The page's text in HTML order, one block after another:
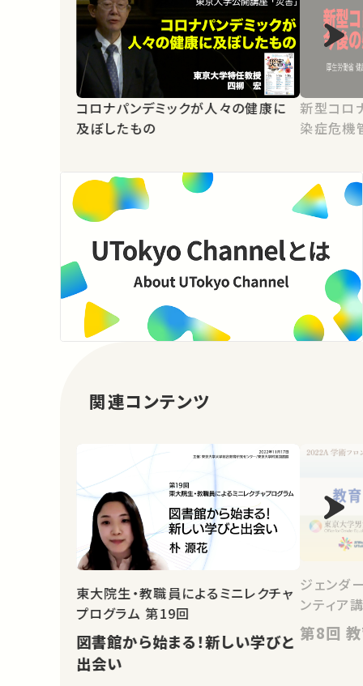
コロナパンデミックが人々の健康に
及ぼしたもの
新型コロ
染症危機
関連コンテンツ
東大院生・教職員によるミニレクチャ
プログラム 第19回
図書館から始まる！新しい学びと
出会い
ジェンダ
ンティア
第